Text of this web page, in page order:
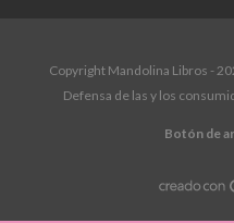
Copyright Mandolina Libros -
Defensa de las y los
Botón de